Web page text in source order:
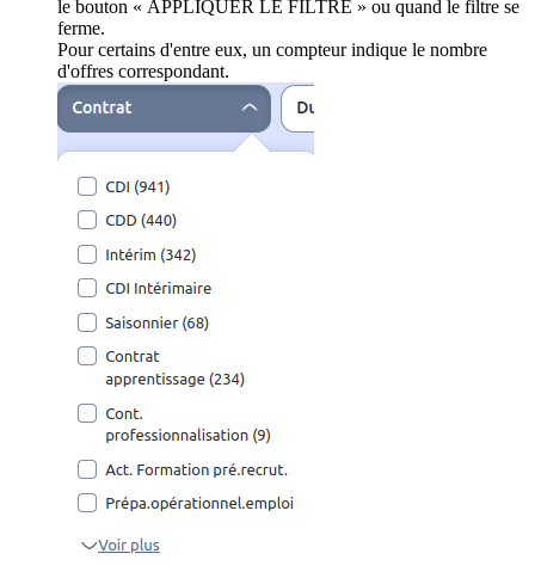
le bouton « APPLIQUER LE FILTRE » ou quand le filtre se
ferme.
Pour certains d'entre eux, un compteur indique le nombre
d'offres correspondant.